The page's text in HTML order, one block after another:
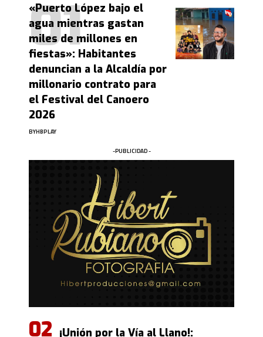
«Puerto López bajo el
agua mientras gastan
miles de millones en
fiestas»: Habitantes
denuncian a la Alcaldía por
millonario contrato para
el Festival del Canoero
2026
BYHBPLAY
-PUBLICIDAD -
¡Unión por la Vía al Llano!: